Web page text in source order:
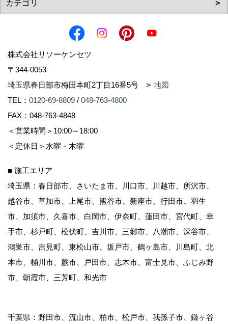
株式会社リソーケンセツ
〒344-0053
埼玉県春日部市梅田本町2丁目16番5号
地図
TEL： 0120-69-8809 / 048-763-4800
FAX：048-763-4848
＜営業時間＞10:00～18:00
＜定休日＞水曜・木曜
■ 施工エリア
埼玉県：春日部市、さいたま市、川口市、川越市、所沢市、
越谷市、草加市、上尾市、熊谷市、新座市、行田市、羽生
市、加須市、久喜市、白岡市、伊奈町、蓮田市、宮代町、幸
手市、杉戸町、松伏町、吉川市、三郷市、八潮市、深谷市、
鴻巣市、吉見町、東松山市、坂戸市、鶴ヶ島市、川島町、北
本市、桶川市、蕨市、戸田市、志木市、富士見市、ふじみ野
市、朝霞市、三芳町、和光市
千葉県：野田市、流山市、柏市、松戸市、我孫子市、鎌ヶ谷